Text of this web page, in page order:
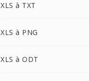
XLS à TXT
XLS à PNG
XLS à ODT